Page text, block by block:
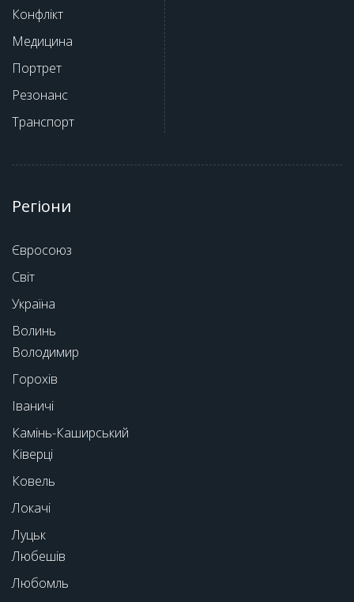
Конфлікт
Медицина
Портрет
Резонанс
Транспорт
Регіони
Євросоюз
Світ
Україна
Волинь
Володимир
Горохів
Іваничі
Камінь-Каширський
Ківерці
Ковель
Локачі
Луцьк
Любешів
Любомль